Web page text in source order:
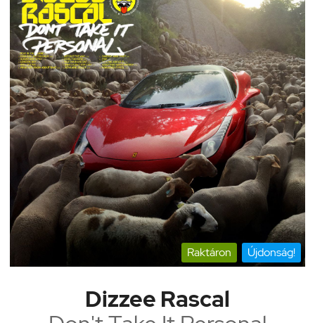
Raktáron Újdonság!
Dizzee Rascal